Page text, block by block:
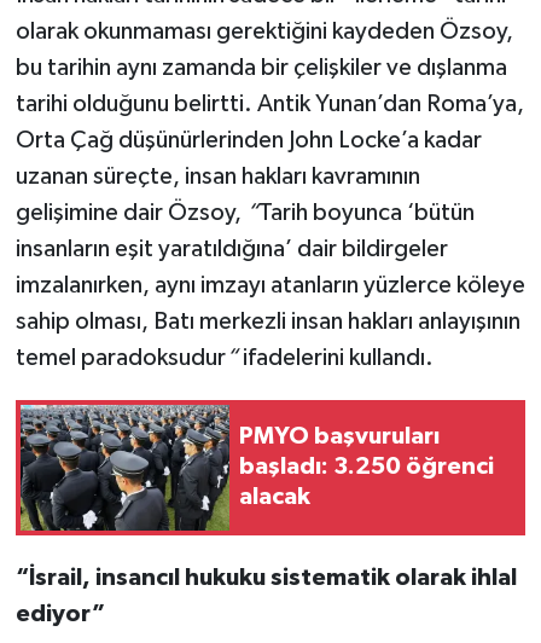
olarak okunmaması gerektiğini kaydeden Özsoy,
bu tarihin aynı zamanda bir çelişkiler ve dışlanma
tarihi olduğunu belirtti. Antik Yunan’dan Roma’ya,
Orta Çağ düşünürlerinden John Locke’a kadar
uzanan süreçte, insan hakları kavramının
gelişimine dair Özsoy, “Tarih boyunca ‘bütün
insanların eşit yaratıldığına’ dair bildirgeler
imzalanırken, aynı imzayı atanların yüzlerce köleye
sahip olması, Batı merkezli insan hakları anlayışının
temel paradoksudur“ifadelerini kullandı.
PMYO başvuruları
başladı: 3.250 öğrenci
alacak
“İsrail, insancıl hukuku sistematik olarak ihlal
ediyor”